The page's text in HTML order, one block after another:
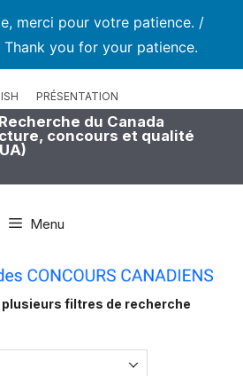
merci pour votre patience. /
Thank you for your patience.
PRÉSENTATION
du Canada
concours et qualité
Menu
plusieurs filtres de recherche